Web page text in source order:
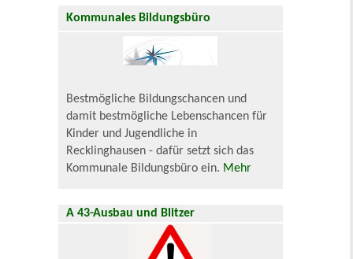
Kommunales Bildungsbüro
Bestmögliche Bildungschancen und
damit bestmögliche Lebenschancen für
Kinder und Jugendliche in
Recklinghausen - dafür setzt sich das
Kommunale Bildungsbüro ein. Mehr
A 43-Ausbau und Blitzer